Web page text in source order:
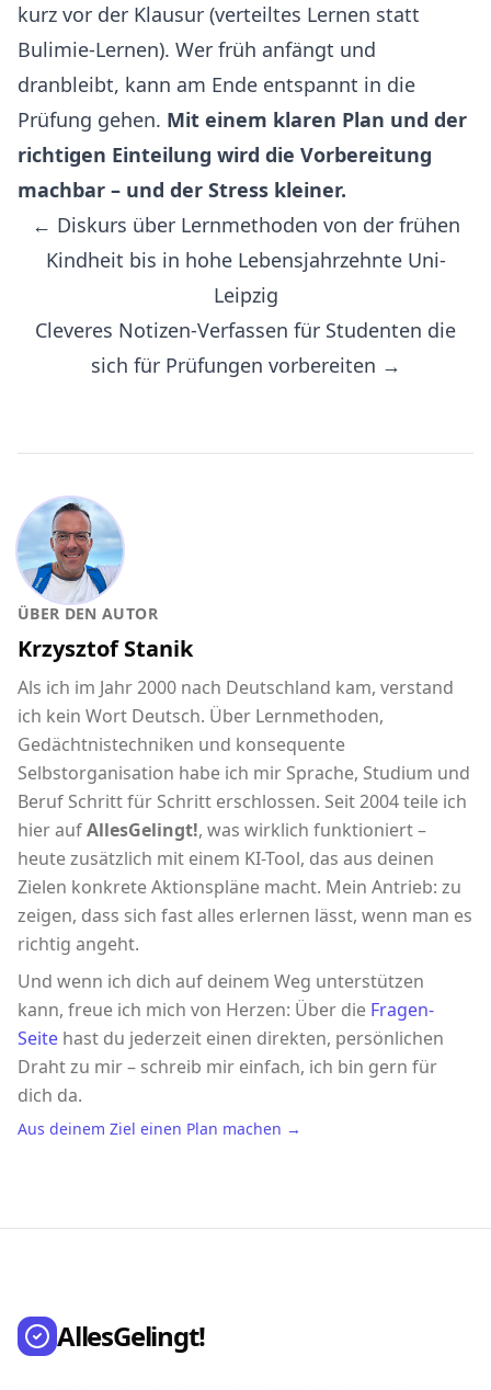
kurz vor der Klausur (verteiltes Lernen statt
Bulimie-Lernen). Wer früh anfängt und
dranbleibt, kann am Ende entspannt in die
Prüfung gehen. Mit einem klaren Plan und der
richtigen Einteilung wird die Vorbereitung
machbar – und der Stress kleiner.
← Diskurs über Lernmethoden von der frühen
Kindheit bis in hohe Lebensjahrzehnte Uni-
Leipzig
Cleveres Notizen-Verfassen für Studenten die
sich für Prüfungen vorbereiten →
ÜBER DEN AUTOR
Krzysztof Stanik
Als ich im Jahr 2000 nach Deutschland kam, verstand
ich kein Wort Deutsch. Über Lernmethoden,
Gedächtnistechniken und konsequente
Selbstorganisation habe ich mir Sprache, Studium und
Beruf Schritt für Schritt erschlossen. Seit 2004 teile ich
hier aufAllesGelingt!, was wirklich funktioniert –
heute zusätzlich mit einem KI-Tool, das aus deinen
Zielen konkrete Aktionspläne macht. Mein Antrieb: zu
zeigen, dass sich fast alles erlernen lässt, wenn man es
richtig angeht.
Und wenn ich dich auf deinem Weg unterstützen
kann, freue ich mich von Herzen: Über die Fragen-
Seite hast du jederzeit einen direkten, persönlichen
Draht zu mir – schreib mir einfach, ich bin gern für
dich da.
Aus deinem Ziel einen Plan machen →
AllesGelingt!